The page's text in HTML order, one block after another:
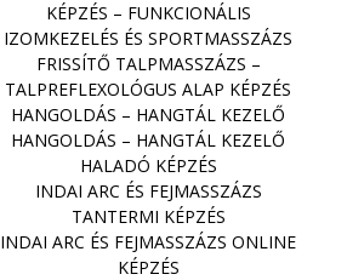
KÉPZÉS – FUNKCIONÁLIS
IZOMKEZELÉS ÉS SPORTMASSZÁZS
FRISSÍTŐ TALPMASSZÁZS –
TALPREFLEXOLÓGUS ALAP KÉPZÉS
HANGOLDÁS – HANGTÁL KEZELŐ
HANGOLDÁS – HANGTÁL KEZELŐ
HALADÓ KÉPZÉS
INDAI ARC ÉS FEJMASSZÁZS
TANTERMI KÉPZÉS
INDAI ARC ÉS FEJMASSZÁZS ONLINE
KÉPZÉS